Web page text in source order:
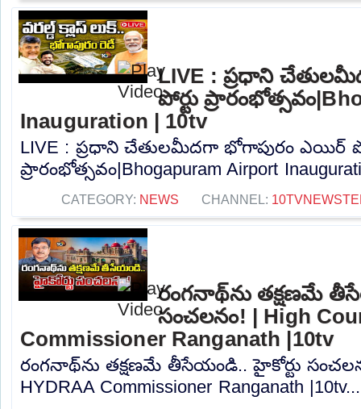
LIVE : ప్రధాని
పోర్టు
Inauguration | 10tv
LIVE : ప్రధాని చేతులమీదగా భోగాపురం ఎయిర్
ప్రారంభోత్సవం|Bhogapuram Airport
CATEGORY: NEWS CHANNEL:
రంగనాథ్‎ను తక్షణమే
సంచలనం! | High
Commissioner Ranganath |10tv
రంగనాథ్‎ను తక్షణమే తీసేయండి.. హై‎కోర్టు
HYDRAA Commissioner Ranganath